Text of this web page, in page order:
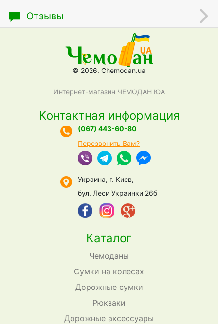
Отзывы
© 2026. Chemodan.ua
Интернет-магазин ЧЕМОДАН ЮА
Каталог
Чемоданы
Сумки на колесах
Дорожные сумки
Рюкзаки
Дорожные аксессуары
Контактная информация
(067) 443-60-80
Перезвонить Вам?
Украина, г. Киев,
бул. Леси Украинки 26б